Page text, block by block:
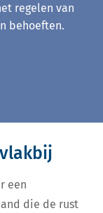
regelen van
behoeften.
een
die de rust